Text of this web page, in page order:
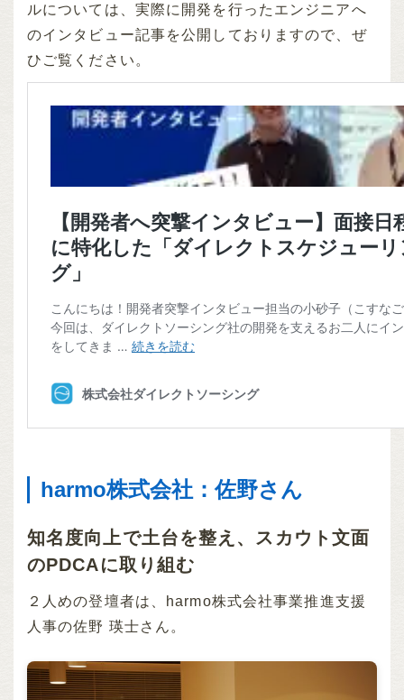
ルについては、実際に開発を行ったエンジニアへ
のインタビュー記事を公開しておりますので、ぜ
ひご覧ください。
harmo株式会社：佐野さん
知名度向上で土台を整え、スカウト文面
のPDCAに取り組む
２人めの登壇者は、harmo株式会社事業推進支援
人事の佐野 瑛士さん。